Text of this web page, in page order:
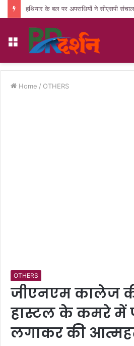
Menu
Home / OTHERS
OTHERS
जीएनएम कालेज
हास्टल के कमरे में
लगाकर की